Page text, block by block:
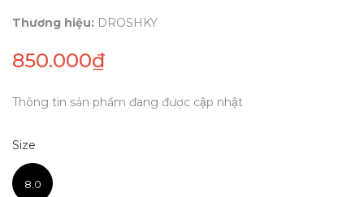
Thương hiệu: DROSHKY
850.000₫
Thông tin sản phẩm đang được cập nhật
Size
8.0